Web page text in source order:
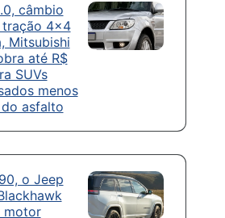
câmbio
4×4
Mitsubishi
até R$
SUVs
menos
asfalto
o Jeep
motor